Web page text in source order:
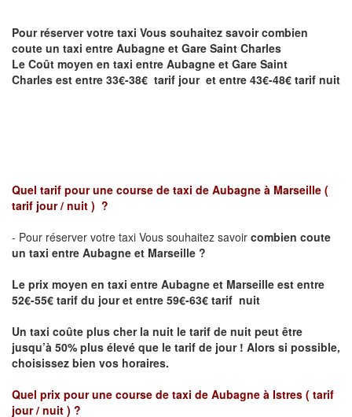
Pour réserver votre taxi Vous souhaitez savoircombien
coute un taxi entre Aubagne et Gare Saint Charles
Le Coût moyen en taxi entre Aubagne et Gare Saint
Charles est entre 33€-38€ tarif jour et entre 43€-48€ tarif nuit
Quel tarif pour une course de taxi de Aubagne à Marseille (
tarif jour / nuit ) ?
- Pour réserver votre taxi Vous souhaitez savoir combien coute
un taxi entre Aubagne et Marseille ?
Le prix moyen en taxi entre Aubagne et Marseille est entre
52€-55€ tarif du jour et entre 59€-63€ tarif nuit
Un taxi coûte plus cher la nuit le tarif de nuit peut être
jusqu’à 50% plus élevé que le tarif de jour ! Alors si possible,
choisissez bien vos horaires.
Quel prix pour une course de taxi de Aubagne à Istres ( tarif
jour / nuit ) ?